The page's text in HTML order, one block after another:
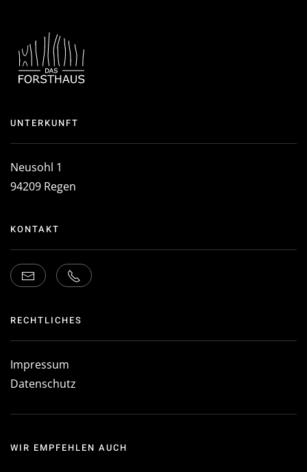
UNTERKUNFT
Neusohl 1
94209 Regen
KONTAKT
RECHTLICHES
Impressum
Datenschutz
WIR EMPFEHLEN AUCH